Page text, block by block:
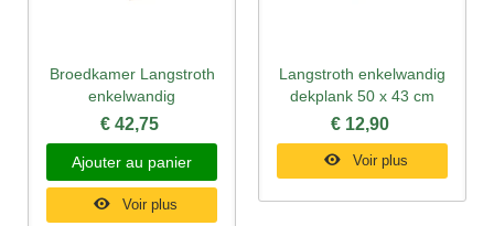
Broedkamer Langstroth
enkelwandig
€ 42,75
Ajouter au panier
Voir plus
Langstroth enkelwandig
dekplank 50 x 43 cm
€ 12,90
Voir plus